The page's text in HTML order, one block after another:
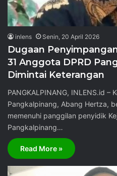
inlens Senin, 20 April 2026
Dugaan
31 Anggota DPRD
Dimintai Keterangan
PANGKALPINANG, INLENS.id –
Pangkalpinang, Abang Hertza,
memenuhi panggilan penyidik
Pangkalpinang…
Read More »